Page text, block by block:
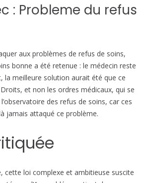
: Probleme du refus
aux problèmes de refus de soins,
bonne a été retenue : le médecin reste
la meilleure solution aurait été que ce
et non les ordres médicaux, qui se
des refus de soins, car ces
jamais attaqué ce problème.
cette loi complexe et ambitieuse suscite